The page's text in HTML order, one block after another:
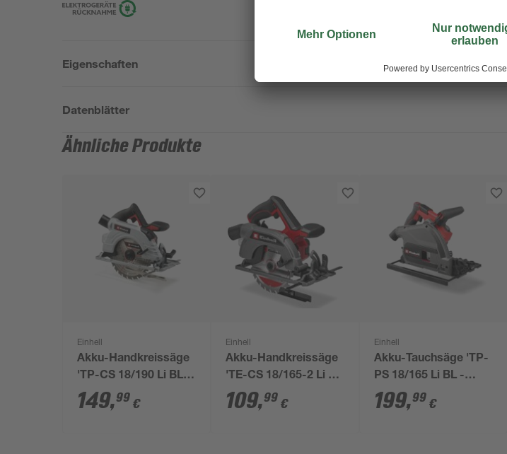
Eigenschaften
Datenblätter
Ähnliche Produkte
Einhell
Akku-Handkreissäge
'TP-CS 18/190 Li BL -
Solo' Ø 190 mm, ohne
Akku
149,99 €
Einhell
Akku-Handkreissäge
'TE-CS 18/165-2 Li -
Solo' ohne Akku
109,99 €
Einhell
Akku-Tauchsäge 'TP-
PS 18/165 Li BL -
Solo' ohne Akku
199,99 €